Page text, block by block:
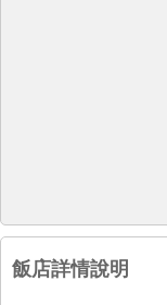
飯店詳情說明